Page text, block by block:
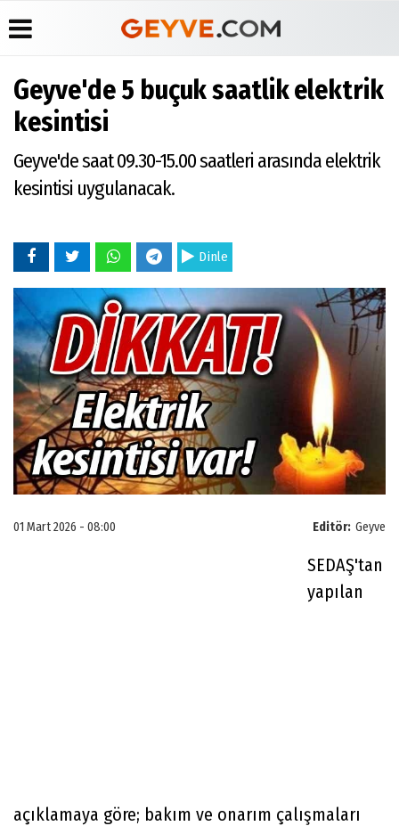
Üye Paneli
Haber
Arşivi
Haberleri
Anketler
Video
Galeri
Medyabar.com
Geyve'de 5 buçuk saatlik elektrik
kesintisi
Geyve'de saat 09.30-15.00 saatleri arasında elektrik
kesintisi uygulanacak.
Dinle
Editör: Geyve
01 Mart 2026 - 08:00
SEDAŞ'tan
yapılan
açıklamaya göre; bakım ve onarım çalışmaları